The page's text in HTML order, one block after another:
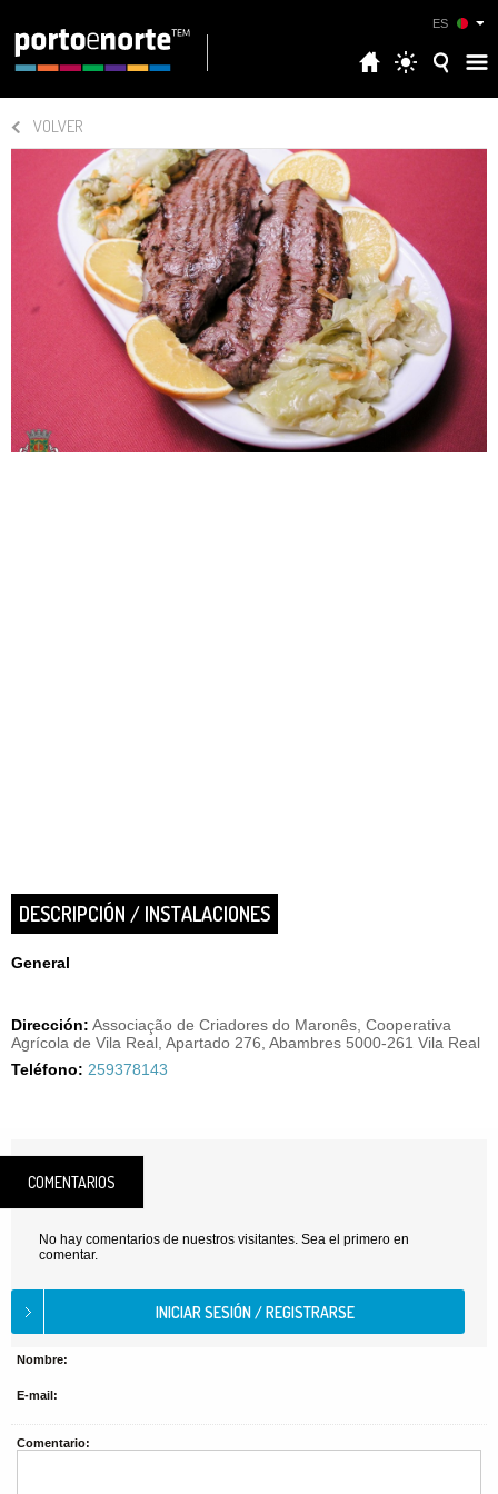
ES
VOLVER
DESCRIPCIÓN / INSTALACIONES
General
Dirección: Associação de Criadores do Maronês, Cooperativa
Agrícola de Vila Real, Apartado 276, Abambres 5000-261 Vila Real
Teléfono: 259378143
COMENTARIOS
No hay comentarios de nuestros visitantes. Sea el primero en
comentar.
Nombre:
E-mail:
Comentario: